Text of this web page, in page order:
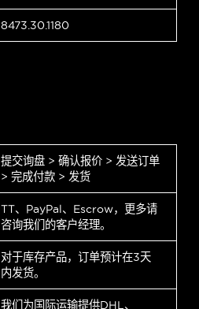
8473.30.1180
提交询盘 > 确认报价 > 发送订单
> 完成付款 > 发货
TT、PayPal、Escrow，更多请
咨询我们的客户经理。
对于库存产品，订单预计在3天
内发货。
我们为国际运输提供DHL、